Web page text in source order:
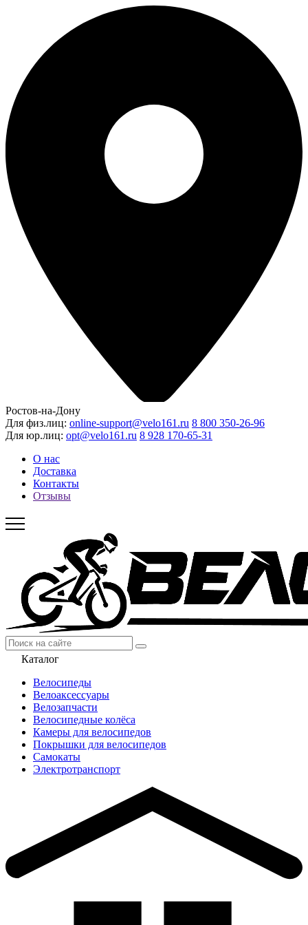
Ростов-на-Дону
Для физ.лиц: online-support@velo161.ru 8 800 350-26-96
Для юр.лиц: opt@velo161.ru 8 928 170-65-31
О нас
Доставка
Контакты
Отзывы
Каталог
Велосипеды
Велоаксессуары
Велозапчасти
Велосипедные колёса
Камеры для велосипедов
Покрышки для велосипедов
Самокаты
Электротранспорт